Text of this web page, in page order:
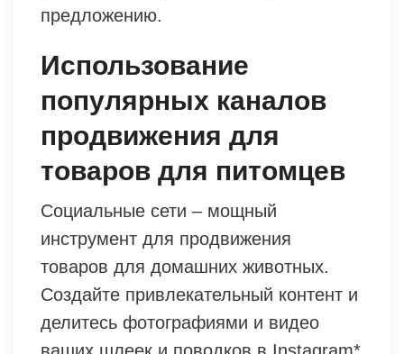
предложению.
Использование
популярных каналов
продвижения для
товаров для питомцев
Социальные сети – мощный
инструмент для продвижения
товаров для домашних животных.
Создайте привлекательный контент и
делитесь фотографиями и видео